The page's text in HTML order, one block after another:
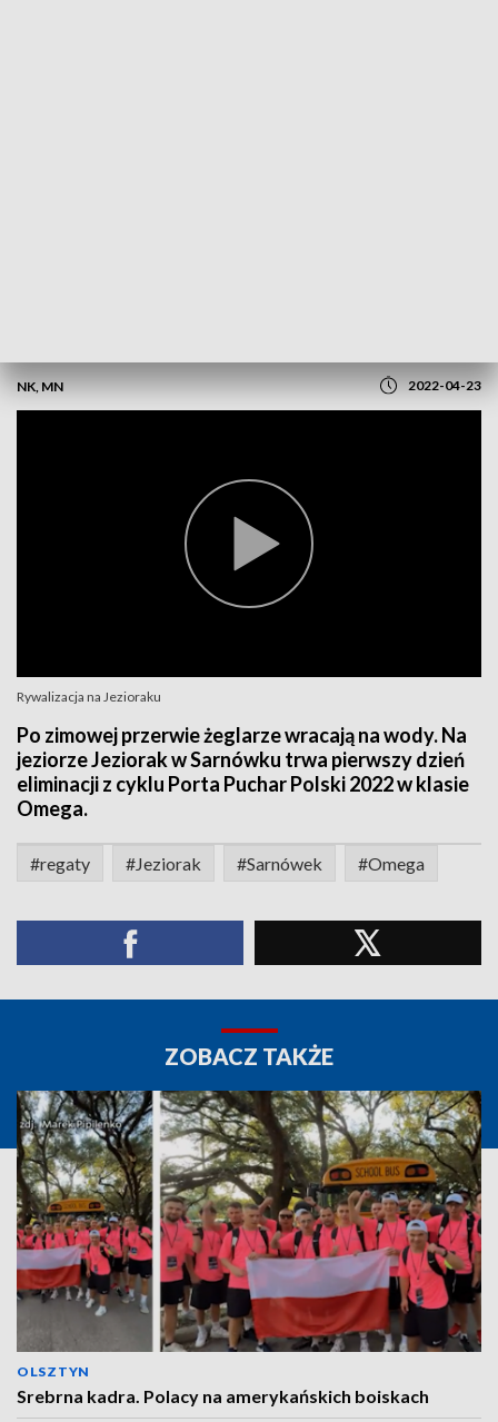
NK, MN 2022-04-23
Rywalizacja na Jezioraku
Po zimowej przerwie żeglarze wracają na wody. Na
jeziorze Jeziorak w Sarnówku trwa pierwszy dzień
eliminacji z cyklu Porta Puchar Polski 2022 w klasie
Omega.
#regaty #Jeziorak #Sarnówek #Omega
ZOBACZ TAKŻE
OLSZTYN
Srebrna kadra. Polacy na amerykańskich boiskach